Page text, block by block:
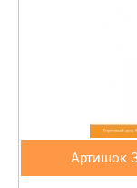
Артишок